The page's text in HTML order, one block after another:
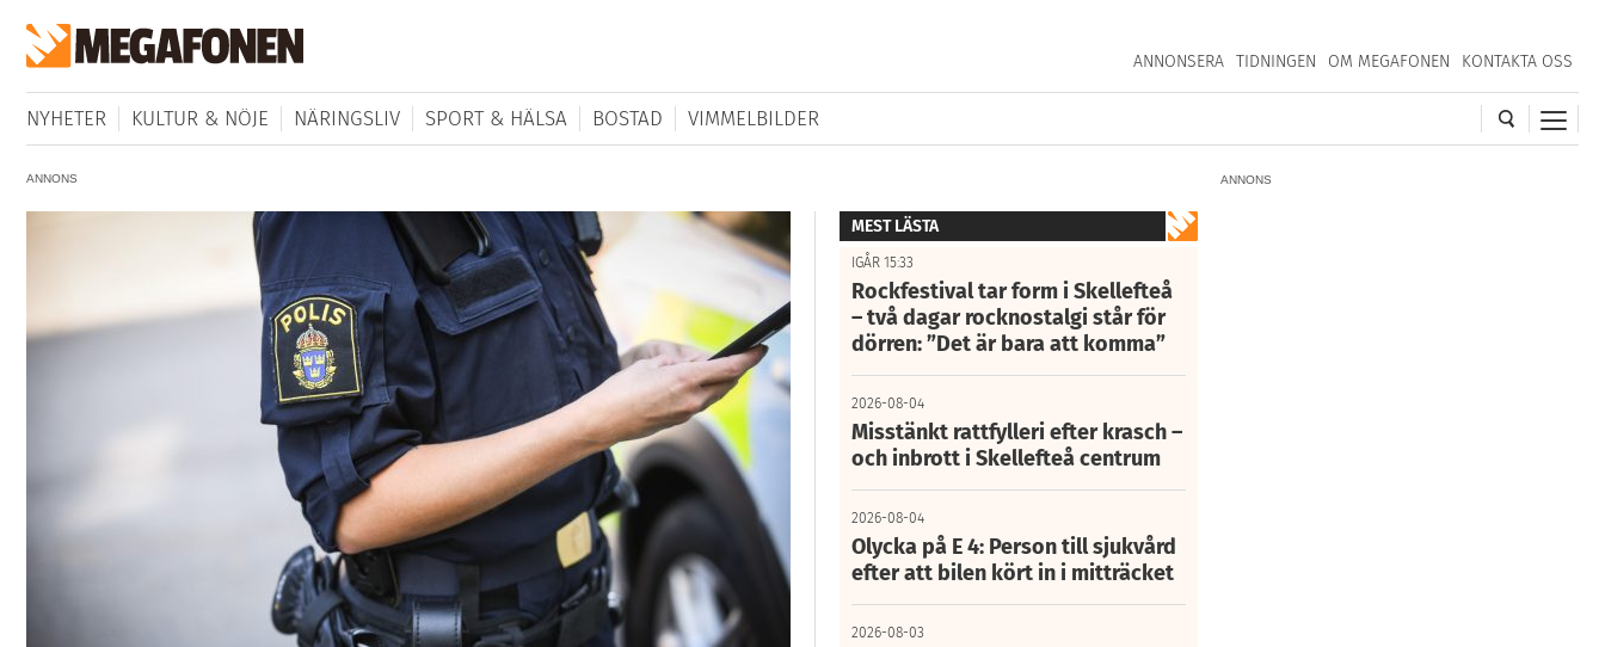
ANNONSERA TIDNINGEN OM MEGAFONEN KONTAKTA OSS
NYHETER KULTUR & NÖJE NÄRINGSLIV SPORT & HÄLSA BOSTAD VIMMELBILDER
ANNONS
ANNONS
MEST LÄSTA
IGÅR 15:33
Rockfestival tar form i Skellefteå
– två dagar rocknostalgi står för
dörren: ”Det är bara att komma”
2026-08-04
Misstänkt rattfylleri efter krasch –
och inbrott i Skellefteå centrum
2026-08-04
Olycka på E 4: Person till sjukvård
efter att bilen kört in i mitträcket
2026-08-03